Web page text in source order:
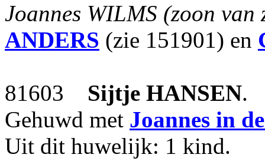
Joannes WILMS (zoon
ANDERS (zie 151901) en
81603 Sijtje HANSEN.
Gehuwd met Joannes in
Uit dit huwelijk: 1 kind.